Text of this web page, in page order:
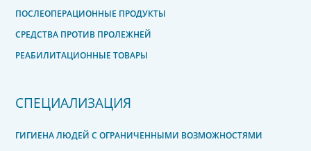
ПОСЛЕОПЕРАЦИОННЫЕ ПРОДУКТЫ
СРЕДСТВА ПРОТИВ ПРОЛЕЖНЕЙ
РЕАБИЛИТАЦИОННЫЕ ТОВАРЫ
СПЕЦИАЛИЗАЦИЯ
ГИГИЕНА ЛЮДЕЙ С ОГРАНИЧЕННЫМИ ВОЗМОЖНОСТЯМИ